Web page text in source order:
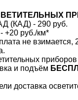
(КАД) - 290 руб.
руб./км*
не взимается,
и подъём
доставка